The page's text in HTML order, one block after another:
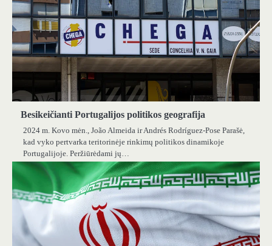
Besikeičianti Portugalijos politikos geografija
2024 m. Kovo mėn., João Almeida ir Andrés Rodríguez-Pose Parašė,
kad vyko pertvarka teritorinėje rinkimų politikos dinamikoje
Portugalijoje. Peržiūrėdami jų…